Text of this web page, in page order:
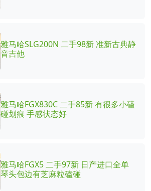
雅马哈SLG200N 二手98新 准新古典静
音吉他
雅马哈FGX830C 二手85新 有很多小磕
碰划痕 手感状态好
雅马哈FGX5 二手97新 日产进口全单
琴头包边有芝麻粒磕碰